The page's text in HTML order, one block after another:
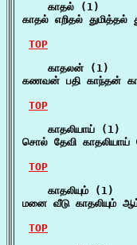
    காதல் (1)
காதல் எறிதல்
TOP
    காதலன் (1)
கணவன் பதி காந்தன்
TOP
    காதலியாய் (1)
சொல் தேவி
TOP
    காதலியும் (1)
மனை வீடு காதலியும்
TOP